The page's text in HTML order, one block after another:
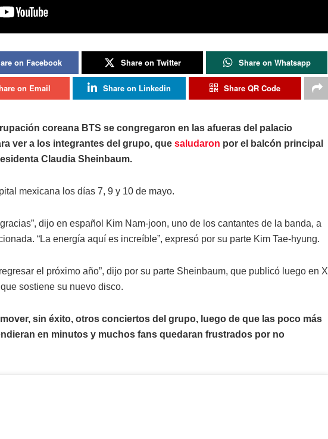
on Facebook Share on Twitter Share on Whatsapp
on Email Share on Linkedin Share QR Code
coreana BTS se congregaron en las afueras del palacio
ver a los integrantes del grupo, que saludaron por el balcón principal
Claudia Sheinbaum.
mexicana los días 7, 9 y 10 de mayo.
dijo en español Kim Nam-joon, uno de los cantantes de la banda, a
“La energía aquí es increíble”, expresó por su parte Kim Tae-hyung.
el próximo año”, dijo por su parte Sheinbaum, que publicó luego en X
sostiene su nuevo disco.
sin éxito, otros conciertos del grupo, luego de que las poco más
en minutos y muchos fans quedaran frustrados por no